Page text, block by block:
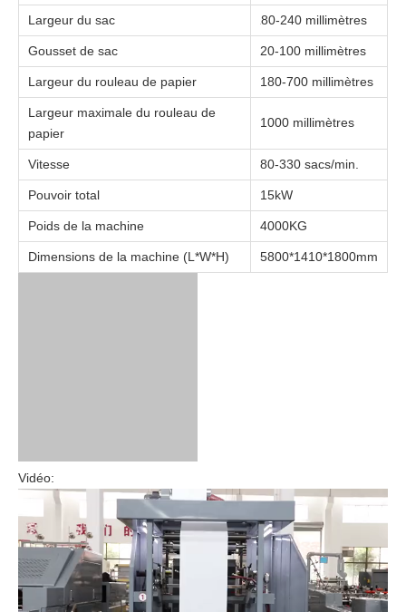
Largeur du sac 80-240 millimètres
Gousset de sac 20-100 millimètres
Largeur du rouleau de papier 180-700 millimètres
Largeur maximale du rouleau de
papier
1000 millimètres
Vitesse 80-330 sacs/min.
Pouvoir total 15kW
Poids de la machine 4000KG
Dimensions de la machine (L*W*H) 5800*1410*1800mm
Vidéo: